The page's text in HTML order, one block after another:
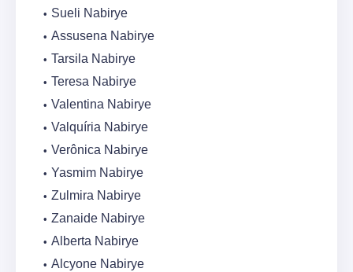
Sueli Nabirye
Assusena Nabirye
Tarsila Nabirye
Teresa Nabirye
Valentina Nabirye
Valquíria Nabirye
Verônica Nabirye
Yasmim Nabirye
Zulmira Nabirye
Zanaide Nabirye
Alberta Nabirye
Alcyone Nabirye